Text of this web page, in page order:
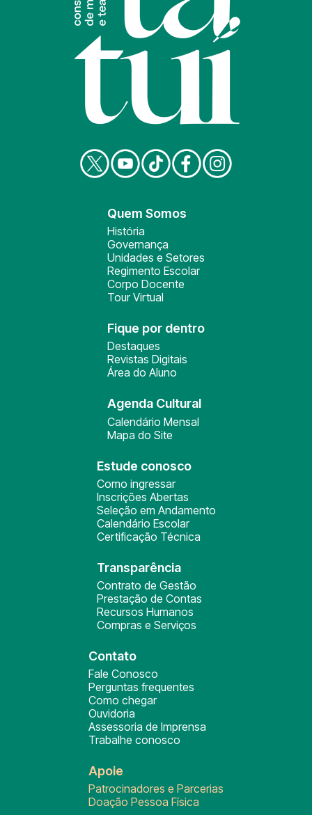
Quem Somos
História
Governança
Unidades e Setores
Regimento Escolar
Corpo Docente
Tour Virtual
Fique por dentro
Destaques
Revistas Digitais
Área do Aluno
Agenda Cultural
Calendário Mensal
Mapa do Site
Estude conosco
Como ingressar
Inscrições Abertas
Seleção em Andamento
Calendário Escolar
Certificação Técnica
Transparência
Contrato de Gestão
Prestação de Contas
Recursos Humanos
Compras e Serviços
Contato
Fale Conosco
Perguntas frequentes
Como chegar
Ouvidoria
Assessoria de Imprensa
Trabalhe conosco
Apoie
Patrocinadores e Parcerias
Doação Pessoa Física